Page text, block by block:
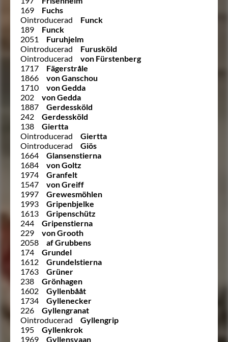
169
Fuchs
Ointroducerad
Funck
189
Funck
2051
Furuhjelm
Ointroducerad
Furusköld
Ointroducerad
von Fürstenberg
1717
Fägerstråle
1866
von Ganschou
1710
von Gedda
202
von Gedda
1887
Gerdessköld
242
Gerdessköld
138
Giertta
Ointroducerad
Giertta
Ointroducerad
Giös
1664
Glansenstierna
1684
von Goltz
1974
Granfelt
1547
von Greiff
1997
Grewesmöhlen
1993
Gripenbjelke
1613
Gripenschütz
244
Gripenstierna
229
von Grooth
2058
af Grubbens
174
Grundel
1612
Grundelstierna
1763
Grüner
238
Grönhagen
1602
Gyllenbååt
1734
Gyllenecker
226
Gyllengranat
Ointroducerad
Gyllengrip
195
Gyllenkrok
1969
Gyllensvaan